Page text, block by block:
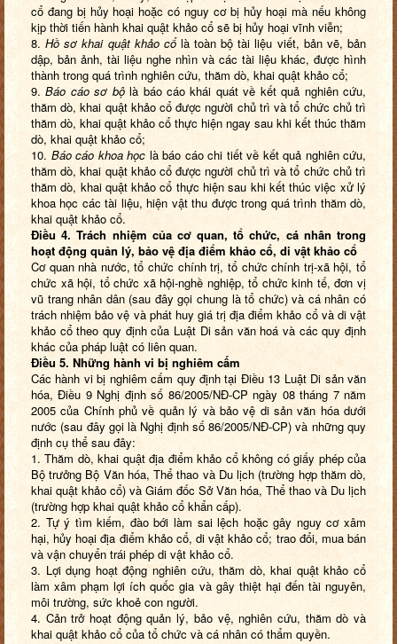
cổ đang bị hủy hoại hoặc có nguy cơ bị hủy hoại mà nếu không
kịp thời tiến hành khai quật khảo cổ sẽ bị hủy hoại vĩnh viễn;
8.Hồ sơ khai quật khảo cổlà toàn bộ tài liệu viết, bản vẽ, bản
dập, bản ảnh, tài liệu nghe nhìn và các tài liệu khác, được hình
thành trong quá trình nghiên cứu, thăm dò, khai quật khảo cổ;
9.Báo cáo sơ bộlà báo cáo khái quát về kết quả nghiên cứu,
thăm dò, khai quật khảo cổ được người chủ trì và tổ chức chủ trì
thăm dò, khai quật khảo cổ thực hiện ngay sau khi kết thúc thăm
dò, khai quật khảo cổ;
10. Báo cáo khoa học là báo cáo chi tiết về kết quả nghiên cứu,
thăm dò, khai quật khảo cổ được người chủ trì và tổ chức chủ trì
thăm dò, khai quật khảo cổ thực hiện sau khi kết thúc việc xử lý
khoa học các tài liệu, hiện vật thu được trong quá trình thăm dò,
khai quật khảo cổ.
Điều 4. Trách nhiệm của cơ quan, tổ chức, cá nhân trong
hoạt động quản lý, bảo vệ địa điểm khảo cổ, di vật khảo cổ
Cơ quan nhà nước, tổ chức chính trị, tổ chức chính trị-xã hội, tổ
chức xã hội, tổ chức xã hội-nghề nghiệp, tổ chức kinh tế, đơn vị
vũ trang nhân dân (sau đây gọi chung là tổ chức) và cá nhân có
trách nhiệm bảo vệ và phát huy giá trị địa điểm khảo cổ và di vật
khảo cổ theo quy định của Luật Di sản văn hoá và các quy định
khác của pháp luật có liên quan.
Điều 5. Những hành vi bị nghiêm cấm
Các hành vi bị nghiêm cấm quy định tại Điều 13 Luật Di sản văn
hóa, Điều 9 Nghị định số 86/2005/NĐ-CP ngày 08 tháng 7 năm
2005 của Chính phủ về quản lý và bảo vệ di sản văn hóa dưới
nước (sau đây gọi là Nghị định số 86/2005/NĐ-CP) và những quy
định cụ thể sau đây:
1. Thăm dò, khai quật địa điểm khảo cổ không có giấy phép của
Bộ trưởng Bộ Văn hóa, Thể thao và Du lịch (trường hợp thăm dò,
khai quật khảo cổ) và Giám đốc Sở Văn hóa, Thể thao và Du lịch
(trường hợp khai quật khảo cổ khẩn cấp).
2. Tự ý tìm kiếm, đào bới làm sai lệch hoặc gây nguy cơ xâm
hại, hủy hoại địa điểm khảo cổ, di vật khảo cổ; trao đổi, mua bán
và vận chuyển trái phép di vật khảo cổ.
3. Lợi dụng hoạt động nghiên cứu, thăm dò, khai quật khảo cổ
làm xâm phạm lợi ích quốc gia và gây thiệt hại đến tài nguyên,
môi trường, sức khoẻ con người.
4. Cản trở hoạt động quản lý, bảo vệ, nghiên cứu, thăm dò và
khai quật khảo cổ của tổ chức và cá nhân có thẩm quyền.